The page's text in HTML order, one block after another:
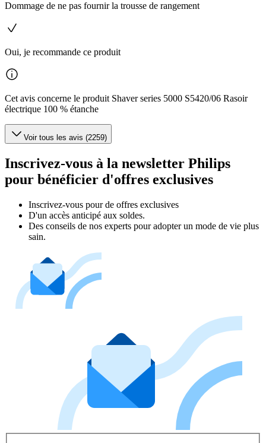
Dommage de ne pas fournir la trousse de rangement
Oui, je recommande ce produit
Cet avis concerne le produit Shaver series 5000 S5420/06 Rasoir
électrique 100 % étanche
Voir tous les avis (2259)
Inscrivez-vous à la newsletter Philips
pour bénéficier d'offres exclusives
Inscrivez‑vous pour de offres exclusives
D'un accès anticipé aux soldes.
Des conseils de nos experts pour adopter un mode de vie plus
sain.